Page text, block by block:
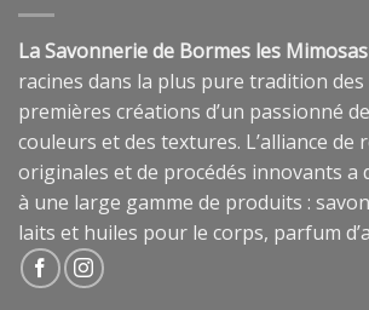
La Savonnerie de Bormes les Mimosas
racines dans la plus pure tradition
premières créations d’un passionné
couleurs et des textures. L’alliance de
originales et de procédés innovants a
à une large gamme de produits :
laits et huiles pour le corps, parfum